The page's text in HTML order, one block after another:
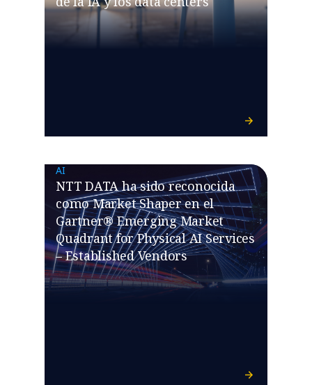
AI
NTT DATA ha sido reconocida
como Market Shaper en el
Gartner® Emerging Market
Quadrant for Physical AI Services
– Established Vendors